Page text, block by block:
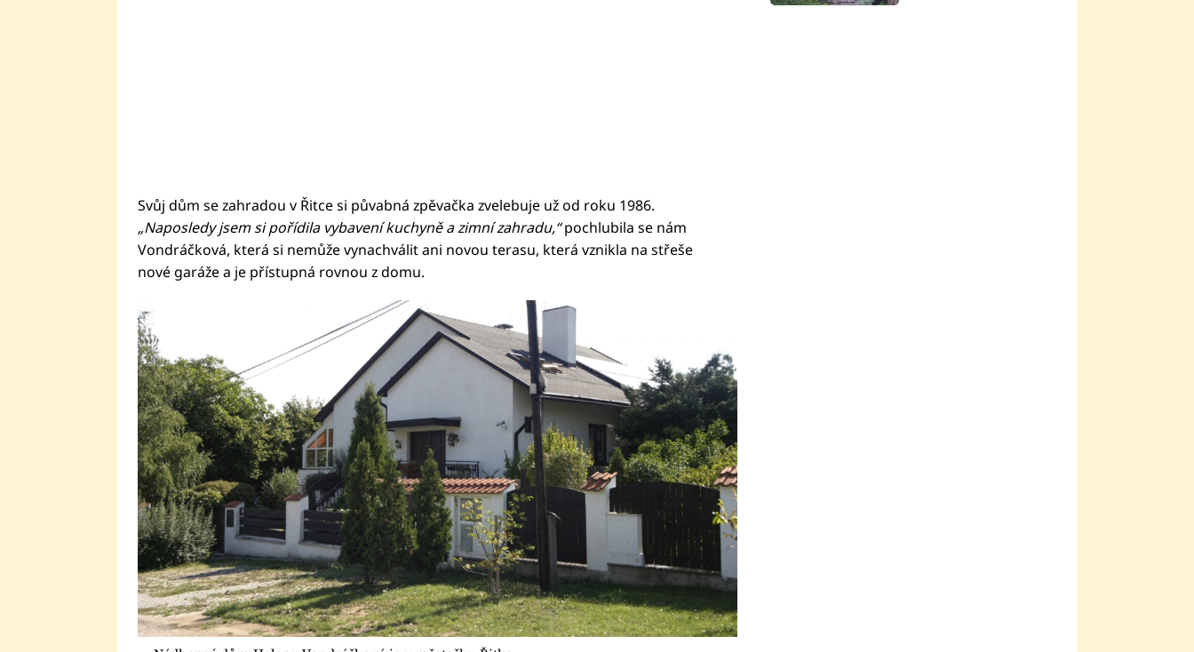
Svůj dům se zahradou v Řitce si půvabná zpěvačka zvelebuje už od roku 1986.
„Naposledy jsem si pořídila vybavení kuchyně a zimní zahradu,“pochlubila se nám
Vondráčková, která si nemůže vynachválit ani novou terasu, která vznikla na střeše
nové garáže a je přístupná rovnou z domu.